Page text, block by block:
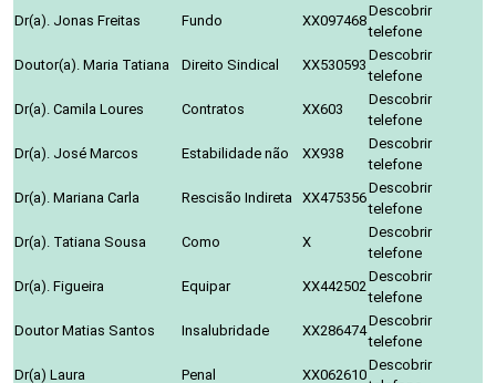
Dr(a). Jonas Freitas
Fundo XX097468
Descobrir
telefone
Doutor(a). Maria Tatiana
Direito Sindical XX530593
Descobrir
telefone
Dr(a). Camila Loures
Contratos XX603
Descobrir
telefone
Dr(a). José Marcos
Estabilidade não XX938
Descobrir
telefone
Dr(a). Mariana Carla
Rescisão Indireta XX475356
Descobrir
telefone
Dr(a). Tatiana Sousa
Como X
Descobrir
telefone
Dr(a). Figueira
Equipar XX442502
Descobrir
telefone
Doutor Matias Santos
Insalubridade XX286474
Descobrir
telefone
Dr(a) Laura
Penal XX062610
Descobrir